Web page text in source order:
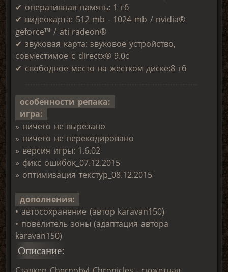
✔ оперативная память: 1 гб
✔ видеокарта: 512 mb - 1024 mb / nvidia®
geforce™ / ati radeon®
✔ звуковая карта: звуковое устройство,
совместимое с directx® 9.0с
✔ свободное место на жестком диске:8 гб
особенности репака:
игра:
» ничего не вырезано
» ничего не перекодировано
» версия игры: 1.6.02
» фикс ошибок_07.12.2015
» оптимизация текстур_08.12.2015
дополнения:
• автосохранение (автор karavan150)
• повелитель зоны (адаптация автора
karavan150)
Описание: